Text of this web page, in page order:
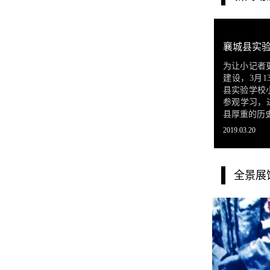
为让小记者
建设，3月
县实验学校
参观学习，
县厚重的历
2019.03.20
全景展